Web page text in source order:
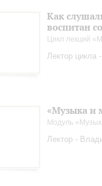
Как
воспитан
Цикл лекций
Лектор цикла
«Музыка и
Модуль
Лектор -